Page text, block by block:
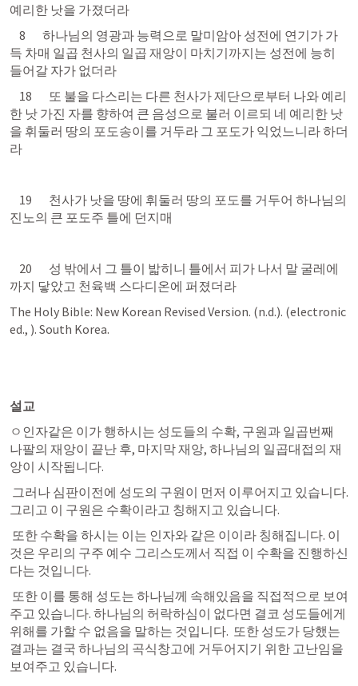
예리한 낫을 가졌더라
득 차매 일곱 천사의 일곱 재앙이 마치기까지는 성전에 능히
들어갈 자가 없더라
한 낫 가진 자를 향하여 큰 음성으로 불러 이르되 네 예리한 낫
을 휘둘러 땅의 포도송이를 거두라 그 포도가 익었느니라 하더
라
진노의 큰 포도주 틀에 던지매
까지 닿았고 천육백 스다디온에 퍼졌더라
The Holy Bible: New Korean Revised Version. (n.d.). (electronic
ed.,
설교
ㅇ인자같은 이가 행하시는 성도들의 수확, 구원과 일곱번째
나팔의 재앙이 끝난 후, 마지막 재앙, 하나님의 일곱대접의 재
앙이 시작됩니다.
그리고 이 구원은 수확이라고 칭해지고 있습니다.
것은 우리의 구주 예수 그리스도께서 직접 이 수확을 진행하신
다는 것입니다.
주고 있습니다. 하나님의 허락하심이 없다면 결코 성도들에게
위해를 가할 수 없음을 말하는 것입니다.  또한 성도가 당했는
결과는 결국 하나님의 곡식창고에 거두어지기 위한 고난임을
보여주고 있습니다.